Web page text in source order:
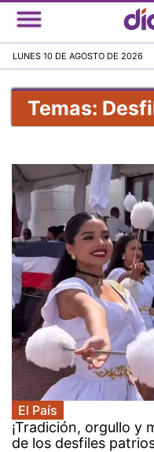
LUNES 10 DE AGOSTO DE 2026
Temas:
El País
¡Tradición, orgullo y
de los desfiles